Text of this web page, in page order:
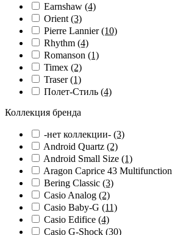
Earnshaw (4)
Orient (3)
Pierre Lannier(10)
Rhythm (4)
Romanson (1)
Timex (2)
Traser(1)
Полет-Стиль (4)
Коллекция бренда
-нет коллекции- (3)
Android Quartz (2)
Android Small Size (1)
Aragon Caprice 43 Multifunction
Bering Classic (3)
Casio Analog (2)
Casio Baby-G (11)
Casio Edifice (4)
Casio G-Shock (30)